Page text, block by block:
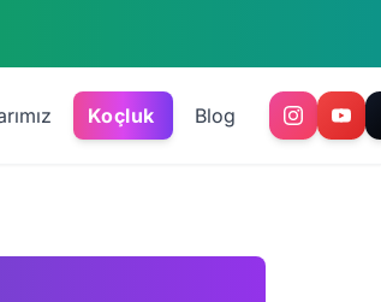
Koçluk Blog